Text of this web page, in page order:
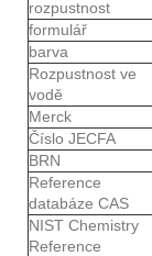
rozpustnost
formulář
barva
Rozpustnost ve
vodě
Merck
Číslo JECFA
BRN
Reference
databáze CAS
NIST Chemistry
Reference